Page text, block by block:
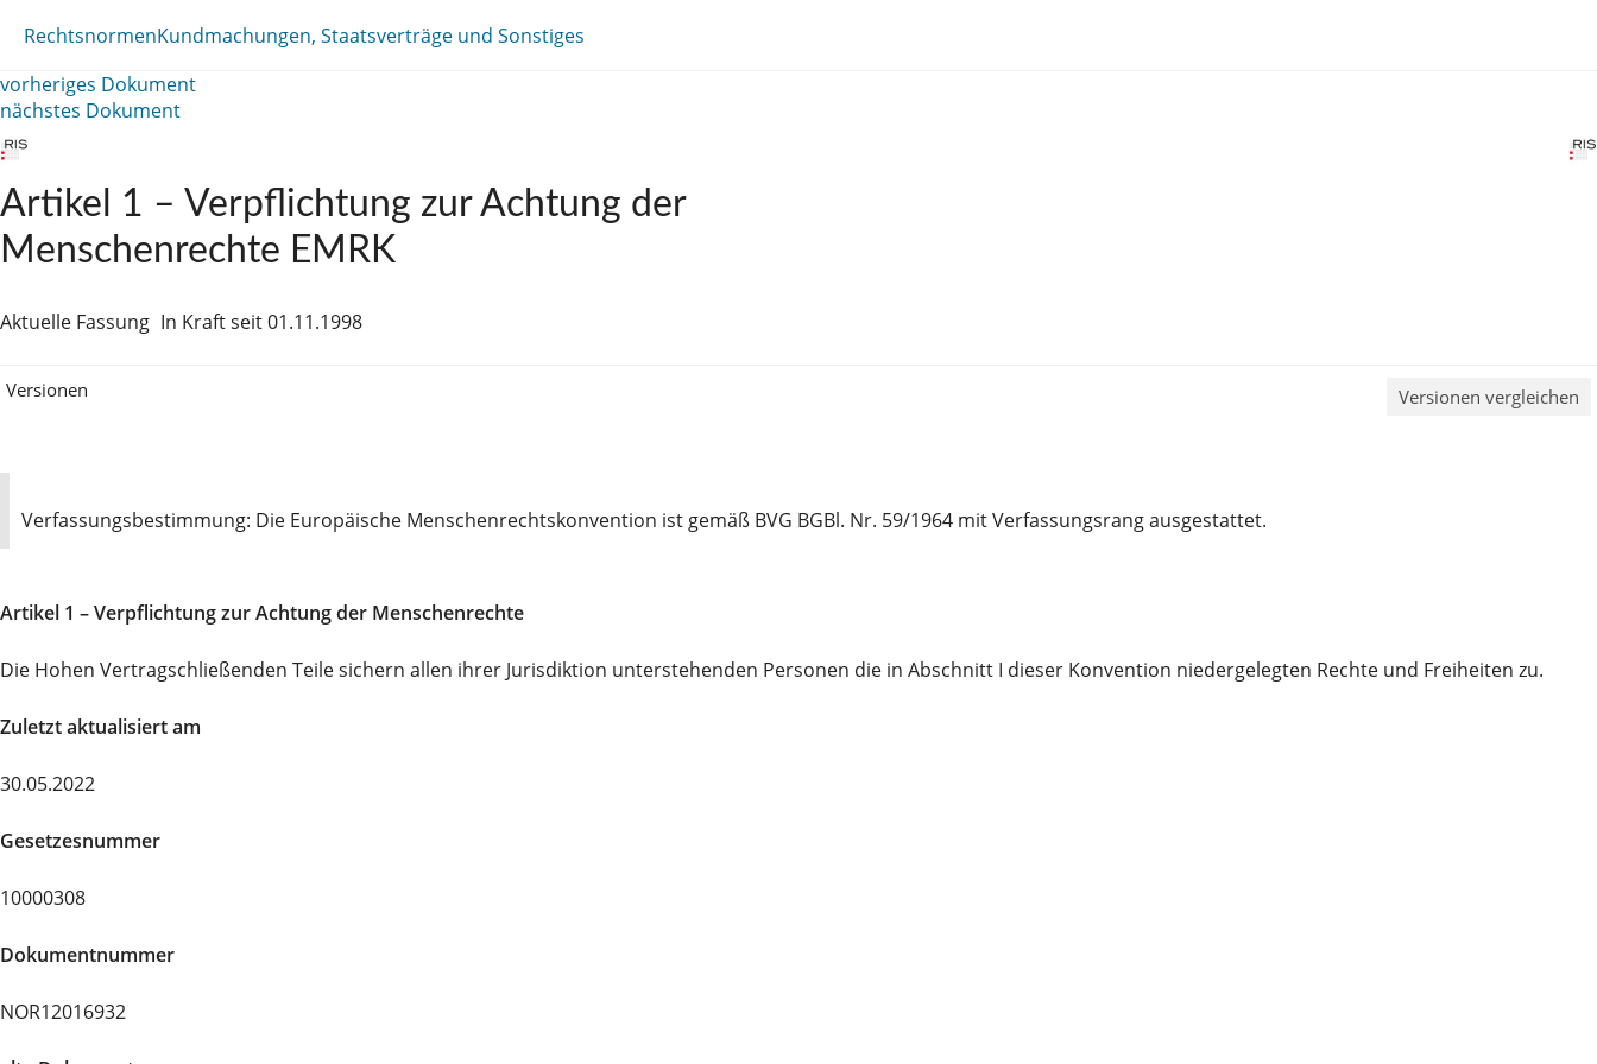
RechtsnormenKundmachungen, Staatsverträge und Sonstiges
vorheriges Dokument
nächstes Dokument
Artikel 1 – Verpflichtung zur Achtung der
Menschenrechte EMRK
Aktuelle Fassung In Kraft seit 01.11.1998
Versionen Versionen vergleichen
Verfassungsbestimmung: Die Europäische Menschenrechtskonvention ist gemäß BVG BGBl. Nr. 59/1964 mit Verfassungsrang ausgestattet.
Artikel 1 – Verpflichtung zur Achtung der Menschenrechte
Die Hohen Vertragschließenden Teile sichern allen ihrer Jurisdiktion unterstehenden Personen die in Abschnitt I dieser Konvention niedergelegten Rechte und Freiheiten zu.
Zuletzt aktualisiert am
30.05.2022
Gesetzesnummer
10000308
Dokumentnummer
NOR12016932